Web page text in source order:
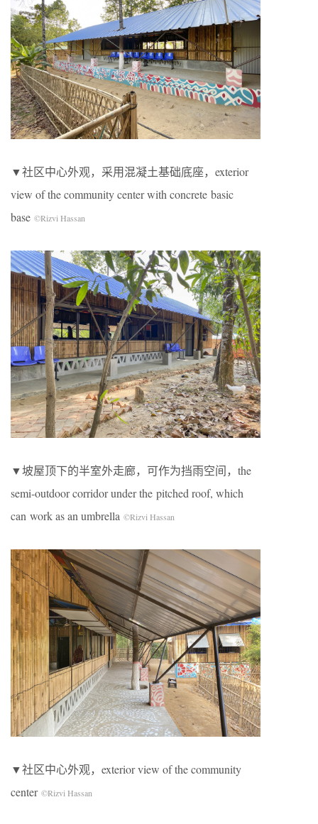
▼社区中心外观，采用混凝土基础底座，exterior
view of the community center with concrete basic
base ©Rizvi Hassan
▼坡屋顶下的半室外走廊，可作为挡雨空间，the
semi-outdoor corridor under the pitched roof, which
can work as an umbrella ©Rizvi Hassan
▼社区中心外观，exterior view of the community
center ©Rizvi Hassan